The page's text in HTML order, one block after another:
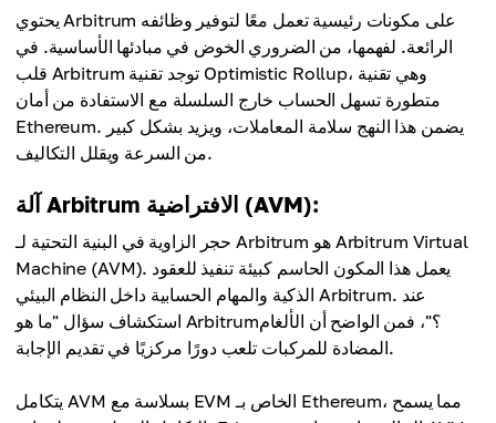
يحتوي Arbitrum على مكونات رئيسية تعمل معًا لتوفير وظائفه
الرائعة. لفهمها، من الضروري الخوض في مبادئها الأساسية. في
قلب Arbitrum توجد تقنية Optimistic Rollup، وهي تقنية
متطورة تسهل الحساب خارج السلسلة مع الاستفادة من أمان
Ethereum. يضمن هذا النهج سلامة المعاملات، ويزيد بشكل كبير
من السرعة ويقلل التكاليف.
آلة Arbitrum الافتراضية (AVM):
حجر الزاوية في البنية التحتية لـ Arbitrum هو Arbitrum Virtual
Machine (AVM). يعمل هذا المكون الحاسم كبيئة تنفيذ للعقود
الذكية والمهام الحسابية داخل النظام البيئي Arbitrum. عند
استكشاف سؤال "ما هو Arbitrum؟"، فمن الواضح أن الألغام
المضادة للمركبات تلعب دورًا مركزيًا في تقديم الإجابة.
يتكامل AVM بسلاسة مع EVM الخاص بـ Ethereum، مما يسمح